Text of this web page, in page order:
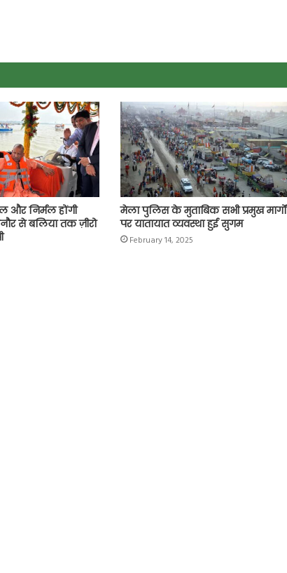
और निर्मल होंगी
से बलिया तक ज़ीरो
मेला पुलिस के मुताबिक सभी प्रमुख मार्गों
पर यातायात व्यवस्था हुई सुगम
February 14, 2025